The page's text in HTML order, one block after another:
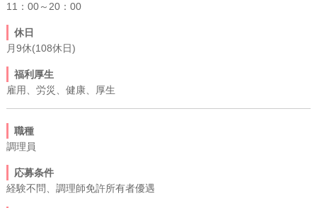
11：00～20：00
休日
月9休(108休日)
福利厚生
雇用、労災、健康、厚生
職種
調理員
応募条件
経験不問、調理師免許所有者優遇